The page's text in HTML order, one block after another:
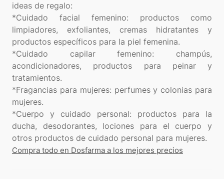
ideas de regalo:
*Cuidado facial femenino: productos como
limpiadores, exfoliantes, cremas hidratantes y
productos específicos para la piel femenina.
*Cuidado capilar femenino: champús,
acondicionadores, productos para peinar y
tratamientos.
*Fragancias para mujeres: perfumes y colonias para
mujeres.
*Cuerpo y cuidado personal: productos para la
ducha, desodorantes, lociones para el cuerpo y
Compra todo en Dosfarma a los mejores precios